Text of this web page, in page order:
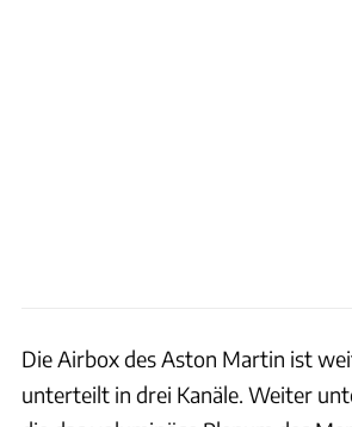
Die Airbox des Aston Martin ist
unterteilt in drei Kanäle. Weiter